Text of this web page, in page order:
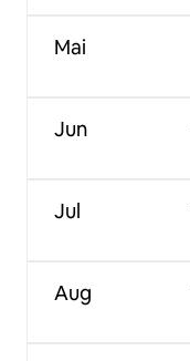
Mai
Jun
Jul
Aug